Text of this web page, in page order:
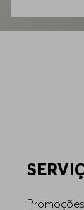
Promoções